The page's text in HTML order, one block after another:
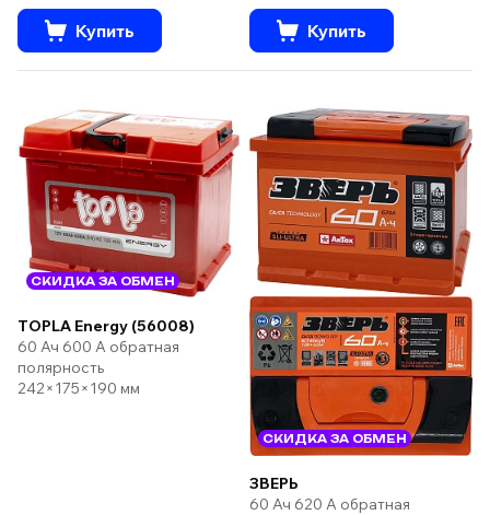
Купить Купить
СКИДКА ЗА ОБМЕН
TOPLA Energy (56008)
60 Ач 600 А обратная
полярность
242×175×190 мм
СКИДКА ЗА ОБМЕН
ЗВЕРЬ
60 Ач 620 А обратная